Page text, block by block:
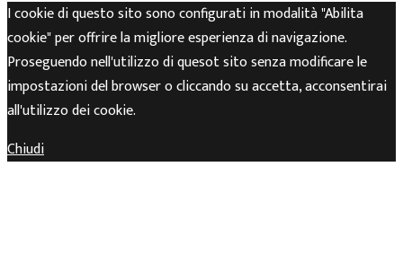
I cookie di questo sito sono configurati in modalità "Abilita
cookie" per offrire la migliore esperienza di navigazione.
Proseguendo nell'utilizzo di quesot sito senza modificare le
impostazioni del browser o cliccando su accetta, acconsentirai
all'utilizzo dei cookie.
Chiudi